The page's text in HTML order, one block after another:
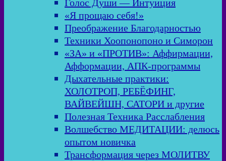
Голос Души — Интуиция
«Я прощаю себя!»
Преображение Благодарностью
Техники Хоопонопоно и Симорон
«ЗА» и «ПРОТИВ»: Аффирмации,
Афформации, АПК-программы
Дыхательные практики:
ХОЛОТРОП, РЕБЁФИНГ,
ВАЙВЕЙШН, САТОРИ и другие
Полезная Техника Расслабления
Волшебство МЕДИТАЦИИ: делюсь
опытом новичка
Трансформация через МОЛИТВУ